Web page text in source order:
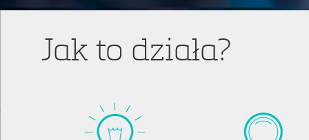
Jak to działa?